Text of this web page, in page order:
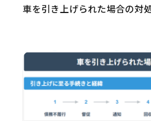
車を引き上げられた場合の対